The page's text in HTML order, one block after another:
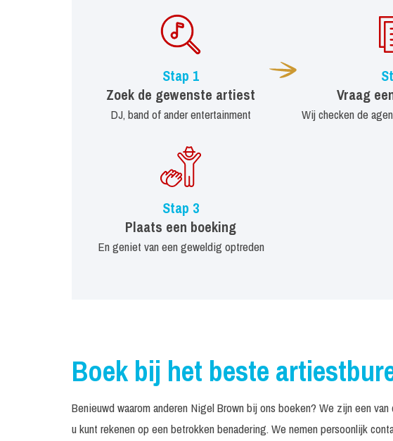
Stap 1
Zoek de gewenste artiest
DJ, band of ander entertainment
Vraag
Wij checken de
Stap 3
Plaats een boeking
En geniet van een geweldig optreden
Boek bij het beste
Benieuwd waarom anderen Nigel Brown bij ons boeken? We zijn een
u kunt rekenen op een betrokken benadering. We nemen persoonlijk